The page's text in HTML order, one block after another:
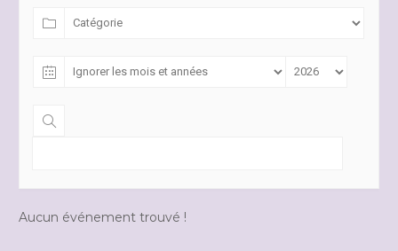
Aucun événement trouvé !